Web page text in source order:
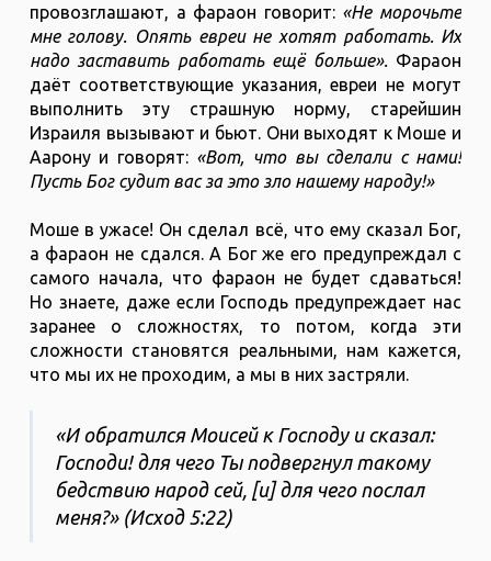
провозглашают, а фараон говорит:«Не морочьте
мне голову. Опять евреи не хотят работать. Их
надо заставить работать ещё больше». Фараон
даёт соответствующие указания, евреи не могут
выполнить эту страшную норму, старейшин
Израиля вызывают и бьют. Они выходят к Моше и
Аарону и говорят: «Вот, что вы сделали с нами!
Пусть Бог судит вас за это зло нашему народу!»
Моше в ужасе! Он сделал всё, что ему сказал Бог,
а фараон не сдался. А Бог же его предупреждал с
самого начала, что фараон не будет сдаваться!
Но знаете, даже если Господь предупреждает нас
заранее о сложностях, то потом, когда эти
сложности становятся реальными, нам кажется,
что мы их не проходим, а мы в них застряли.
«И обратился Моисей к Господу и сказал:
Господи! для чего Ты подвергнул такому
бедствию народ сей, [и] для чего послал
меня?» (‭‭Исход‬ ‭5‬:‭22)